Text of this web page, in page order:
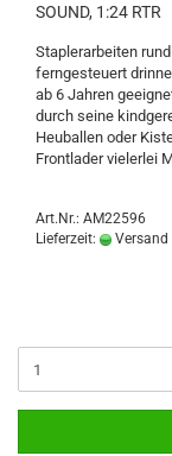
SOUND, 1:24 RTR
Staplerarbeiten
ferngesteuert
ab 6 Jahren
durch seine
Heuballen oder
Frontlader vielerlei
Art.Nr.: AM22596
Lieferzeit:
Versand